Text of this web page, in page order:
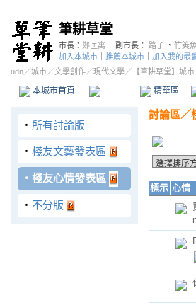
筆耕草堂
市長： 鄭匡寓 副市長： 路子 、 竹筴魚
加入本城市
推薦本城市 加入我的最
udn／城市／文學創作／現代文學／ 【筆耕草堂】城市
本城市首頁 精華區
‧ 所有討論版
‧ 棧友文藝發表區
‧ 棧友心情發表區
‧ 不分版
討論區／
標示 心情